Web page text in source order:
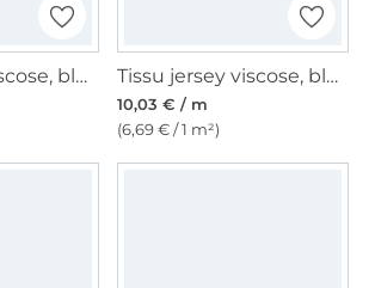
Tissu jersey viscose, bleu marine Tissu jersey viscose, bleu pétrole foncé
10,03 € / m
(6,69 € / 1 m²)